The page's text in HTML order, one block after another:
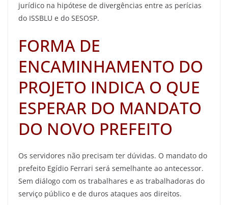
jurídico na hipótese de divergências entre as perícias
do ISSBLU e do SESOSP.
FORMA DE
ENCAMINHAMENTO DO
PROJETO INDICA O QUE
ESPERAR DO MANDATO
DO NOVO PREFEITO
Os servidores não precisam ter dúvidas. O mandato do
prefeito Egídio Ferrari será semelhante ao antecessor.
Sem diálogo com os trabalhares e as trabalhadoras do
serviço público e de duros ataques aos direitos.